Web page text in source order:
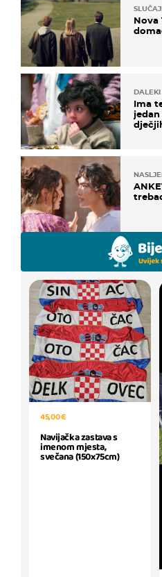
Nova
Ima
45,00 €
Navijačka zastava s
imenom mjesta,
svečana (150x75cm)